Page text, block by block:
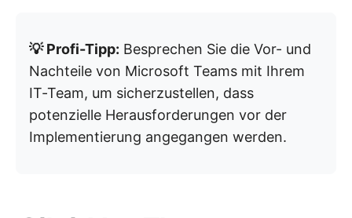
💡 Profi-Tipp: Besprechen Sie die Vor- und
Nachteile von Microsoft Teams mit Ihrem
IT-Team, um sicherzustellen, dass
potenzielle Herausforderungen vor der
Implementierung angegangen werden.